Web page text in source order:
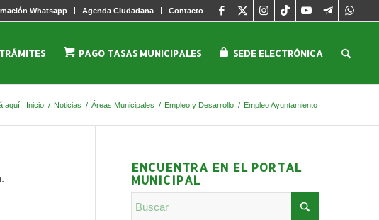
Whatsapp Agenda Ciudadana Contacto
PAGO TASAS MUNICIPALES SEDE ELECTRÓNICA
aquí: Inicio / Noticias / Áreas Municipales / Empleo y Desarrollo / Empleo Ayuntamiento
ENCUENTRA EN EL PORTAL
MUNICIPAL